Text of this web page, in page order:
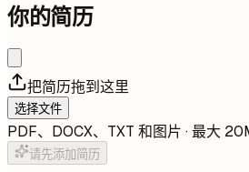
你的简历
把简历拖到这里
选择文件
PDF、DOCX、TXT 和图片 · 最大
请先添加简历